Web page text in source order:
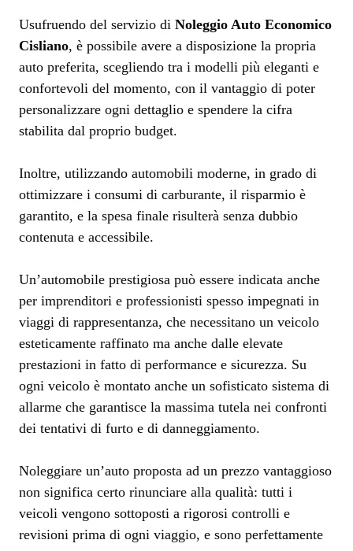
Usufruendo del servizio di Noleggio Auto Economico
Cisliano, è possibile avere a disposizione la propria
auto preferita, scegliendo tra i modelli più eleganti e
confortevoli del momento, con il vantaggio di poter
personalizzare ogni dettaglio e spendere la cifra
stabilita dal proprio budget.
Inoltre, utilizzando automobili moderne, in grado di
ottimizzare i consumi di carburante, il risparmio è
garantito, e la spesa finale risulterà senza dubbio
contenuta e accessibile.
Un’automobile prestigiosa può essere indicata anche
per imprenditori e professionisti spesso impegnati in
viaggi di rappresentanza, che necessitano un veicolo
esteticamente raffinato ma anche dalle elevate
prestazioni in fatto di performance e sicurezza. Su
ogni veicolo è montato anche un sofisticato sistema di
allarme che garantisce la massima tutela nei confronti
dei tentativi di furto e di danneggiamento.
Noleggiare un’auto proposta ad un prezzo vantaggioso
non significa certo rinunciare alla qualità: tutti i
veicoli vengono sottoposti a rigorosi controlli e
revisioni prima di ogni viaggio, e sono perfettamente